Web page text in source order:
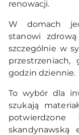
renowacji.
W domach
stanowi
szczególnie w
godzin dziennie.
To wybór dla
szukają
potwierdzone